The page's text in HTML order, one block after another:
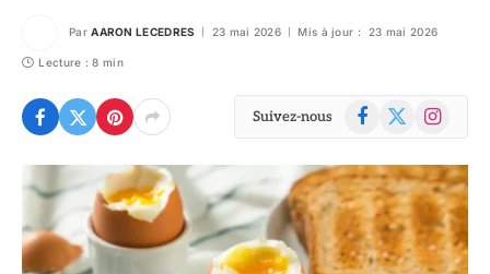
Par AARON LECEDRES 23 mai 2026 Mis à jour : 23 mai 2026
Lecture : 8 min
Suivez-nous Facebook
X
Instagram